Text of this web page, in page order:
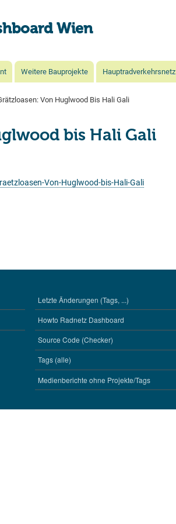
Wien
Weitere Bauprojekte Hauptradverkehrsnetz
Von Huglwood Bis Hali Gali
bis Hali Gali
Von-Huglwood-bis-Hali-Gali
WERKZEUGE
Letzte Änderungen (Tags, ...)
Howto Radnetz Dashboard
Source Code (Checker)
Tags (alle)
Medienberichte ohne Projekte/Tags